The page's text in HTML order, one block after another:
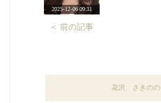
2025-12-06 09:31
＜ 前の記事
花沢 さきのの